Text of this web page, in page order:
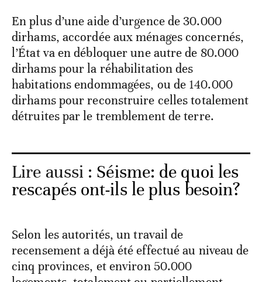
En plus d’une aide d’urgence de 30.000
dirhams, accordée aux ménages concernés,
l’État va en débloquer une autre de 80.000
dirhams pour la réhabilitation des
habitations endommagées, ou de 140.000
dirhams pour reconstruire celles totalement
détruites par le tremblement de terre.
Lire aussi : Séisme: de quoi les
rescapés ont-ils le plus besoin?
Selon les autorités, un travail de
recensement a déjà été effectué au niveau de
cinq provinces, et environ 50.000